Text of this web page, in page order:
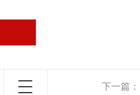
下一篇：